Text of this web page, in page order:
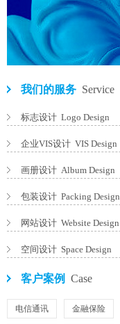
我们的服务 Service
标志设计 Logo Design
企业VIS设计 VIS Design
画册设计 Album Design
包装设计 Packing Design
网站设计 Website Design
空间设计 Space Design
客户案例 Case
电信通讯 金融保险